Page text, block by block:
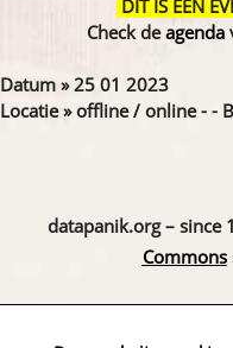
DIT IS EEN
Check deagenda
Datum » 25 01 2023
Locatie » offline / online - -
datapanik.org – since
Commons